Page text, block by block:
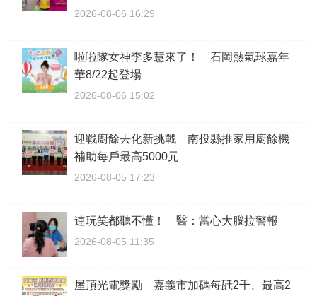
2026-08-06 16:29
啦啦隊女神李多慧來了！ 石岡熱氣球嘉年
華8/22起登場
2026-08-06 15:02
迎戰廚餘去化新挑戰 南投縣推家用廚餘機
補助每戶最高5000元
2026-08-05 17:23
連玩笑都聽不懂！ 醫：當心大腦拉警報
2026-08-05 11:35
屋頂光電獎勵 嘉義市加碼每瓩2千、最高2